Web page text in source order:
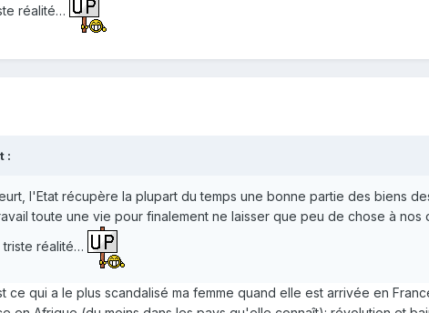
réalité…
:
l'Etat récupère la plupart du temps une bonne partie des biens
toute une vie pour finalement ne laisser que peu de chose à
réalité…
ce qui a le plus scandalisé ma femme quand elle est arrivée en